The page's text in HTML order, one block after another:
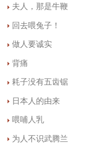
夫人，那是牛鞭
回去喂兔子！
做人要诚实
背痛
耗子没有五齿锯
日本人的由来
喂哺人乳
为人不识武腾兰